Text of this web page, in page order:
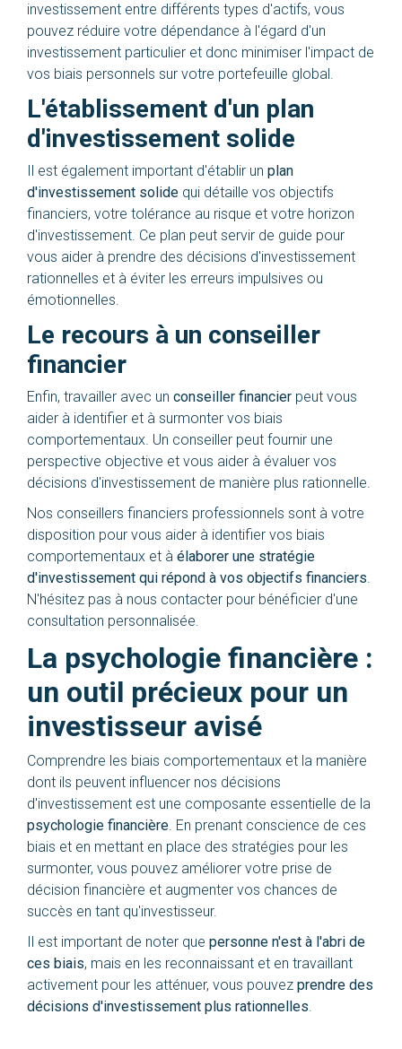
investissement entre différents types d'actifs, vous
pouvez réduire votre dépendance à l'égard d'un
investissement particulier et donc minimiser l'impact de
vos biais personnels sur votre portefeuille global.
L'établissement d'un plan
d'investissement solide
Il est également important d'établir un plan
d'investissement solide qui détaille vos objectifs
financiers, votre tolérance au risque et votre horizon
d'investissement. Ce plan peut servir de guide pour
vous aider à prendre des décisions d'investissement
rationnelles et à éviter les erreurs impulsives ou
émotionnelles.
Le recours à un conseiller
financier
Enfin, travailler avec un conseiller financier peut vous
aider à identifier et à surmonter vos biais
comportementaux. Un conseiller peut fournir une
perspective objective et vous aider à évaluer vos
décisions d'investissement de manière plus rationnelle.
Nos conseillers financiers professionnels sont à votre
disposition pour vous aider à identifier vos biais
comportementaux et à élaborer une stratégie
d'investissement qui répond à vos objectifs financiers.
N'hésitez pas à nous contacter pour bénéficier d'une
consultation personnalisée.
La psychologie financière :
un outil précieux pour un
investisseur avisé
Comprendre les biais comportementaux et la manière
dont ils peuvent influencer nos décisions
d'investissement est une composante essentielle de la
psychologie financière. En prenant conscience de ces
biais et en mettant en place des stratégies pour les
surmonter, vous pouvez améliorer votre prise de
décision financière et augmenter vos chances de
succès en tant qu'investisseur.
Il est important de noter que personne n'est à l'abri de
ces biais, mais en les reconnaissant et en travaillant
activement pour les atténuer, vous pouvez prendre des
décisions d'investissement plus rationnelles.